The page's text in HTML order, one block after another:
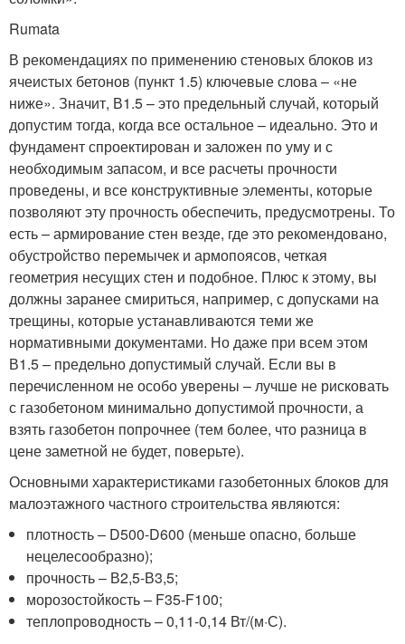
Rumata
В рекомендациях по применению стеновых блоков из
ячеистых бетонов (пункт 1.5) ключевые слова – «не
ниже». Значит, В1.5 – это предельный случай, который
допустим тогда, когда все остальное – идеально. Это и
фундамент спроектирован и заложен по уму и с
необходимым запасом, и все расчеты прочности
проведены, и все конструктивные элементы, которые
позволяют эту прочность обеспечить, предусмотрены. То
есть – армирование стен везде, где это рекомендовано,
обустройство перемычек и армопоясов, четкая
геометрия несущих стен и подобное. Плюс к этому, вы
должны заранее смириться, например, с допусками на
трещины, которые устанавливаются теми же
нормативными документами. Но даже при всем этом
В1.5 – предельно допустимый случай. Если вы в
перечисленном не особо уверены – лучше не рисковать
с газобетоном минимально допустимой прочности, а
взять газобетон попрочнее (тем более, что разница в
цене заметной не будет, поверьте).
Основными характеристиками газобетонных блоков для
малоэтажного частного строительства являются:
плотность – D500-D600 (меньше опасно, больше
нецелесообразно);
прочность – В2,5-В3,5;
морозостойкость – F35-F100;
теплопроводность – 0,11-0,14 Вт/(м·С).